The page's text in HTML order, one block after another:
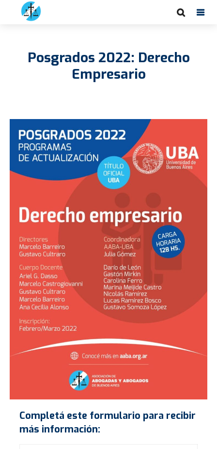
Posgrados 2022: Derecho
Empresario
Completá este formulario para recibir
más información: